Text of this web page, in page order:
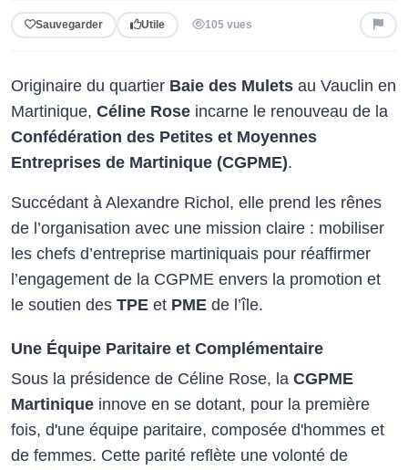
Sauvegarder Utile 105 vues
Originaire du quartier Baie des Mulets au Vauclin en
Martinique, Céline Rose incarne le renouveau de la
Confédération des Petites et Moyennes
Entreprises de Martinique (CGPME).
Succédant à Alexandre Richol, elle prend les rênes
de l’organisation avec une mission claire : mobiliser
les chefs d’entreprise martiniquais pour réaffirmer
l’engagement de la CGPME envers la promotion et
le soutien des TPE et PME de l’île.
Une Équipe Paritaire et Complémentaire
Sous la présidence de Céline Rose, la CGPME
Martinique innove en se dotant, pour la première
fois, d'une équipe paritaire, composée d'hommes et
de femmes. Cette parité reflète une volonté de